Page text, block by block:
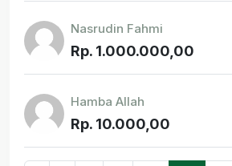
Nasrudin Fahmi
Rp. 1.000.000,00
Hamba Allah
Rp. 10.000,00